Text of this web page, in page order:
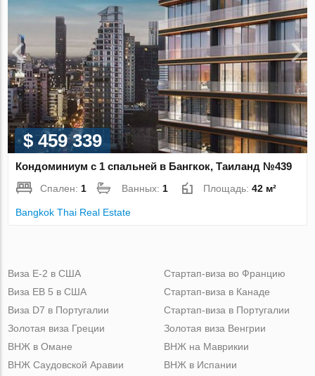
$ 459 339
Кондоминиум с 1 спальней в Бангкок, Таиланд №439
Спален: 1 Ванных: 1 Площадь:42 м²
Bangkok Thai Real Estate
Виза Е-2 в США
Виза ЕВ 5 в США
Виза D7 в Португалии
Золотая виза Греции
Стартап-виза во Францию
Стартап-виза в Канаде
Стартап-виза в Португалии
Золотая виза Венгрии
ВНЖ в Омане
ВНЖ Саудовской Аравии
ВНЖ на Маврикии
ВНЖ в Испании